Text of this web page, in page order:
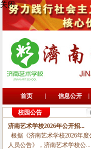
首页 信息公开
校园公告
济南艺术学校2026年公开招...
根据《济南艺术学校2026年度
人员公告》，济南艺术学校公...
关闭